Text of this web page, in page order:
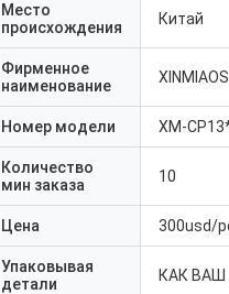
Место
происхождения
Китай
Фирменное
наименование
Номер модели ХМ-
Количество
мин заказа
10
Цена 300usd/
Упаковывая
детали
КАК